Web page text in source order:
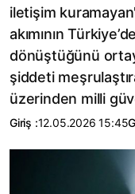
iletişim
akımının
dönüştüğünü
şiddeti
üzerinden milli
Giriş :12.05.2026 15:45